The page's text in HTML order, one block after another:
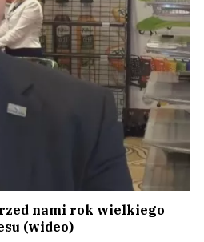
nami rok wielkiego
(wideo)